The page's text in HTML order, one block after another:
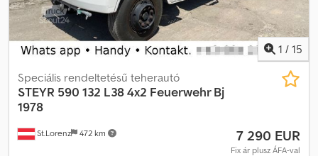
1 / 15
St.Lorenz 472 km
Speciális rendeltetésű teherautó
STEYR 590 132 L38 4x2 Feuerwehr Bj
1978
7 290 EUR
Fix ár plusz ÁFA-val